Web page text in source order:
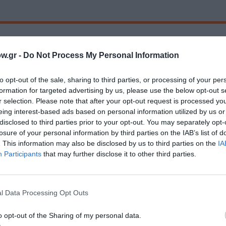
- Do Not Process My Personal Information
opt-out of the sale, sharing to third parties, or processing of your
for targeted advertising by us, please use the below opt-out
selection. Please note that after your opt-out request is processed
interest-based ads based on personal information utilized by us
to third parties prior to your opt-out. You may separately
of your personal information by third parties on the IAB’s list of
This information may also be disclosed by us to third parties on the
Participants that may further disclose it to other third parties.
Data Processing Opt Outs
opt-out of the Sharing of my personal data.
πρώτοι όλες τις ειδήσεις
στο Culturenow.gr
Δες
- ΛΑΪΚΟ - ΠΑΡΑΔΟΣΙΑΚΗ ΣΥΝΑΥΛΙΕΣ 2025
και τον Πολιτισμό!